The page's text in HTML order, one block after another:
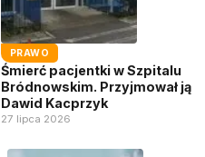
PRAWO
Śmierć pacjentki w Szpitalu
Bródnowskim. Przyjmował ją
Dawid Kacprzyk
27 lipca 2026